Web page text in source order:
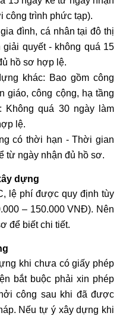
công trình phức tạp).
đình, cá nhân tại đô thị
quyết - không quá 15
hồ sơ hợp lệ.
khác: Bao gồm công
giáo, công cộng, hạ tầng
Không quá 30 ngày làm
lệ.
có thời hạn - Thời gian
từ ngày nhận đủ hồ sơ.
dựng
lệ phí được quy định tùy
– 150.000 VNĐ). Nên
để biết chi tiết.
khi chưa có giấy phép
bắt buộc phải xin phép
công sau khi đã được
Nếu tự ý xây dựng khi